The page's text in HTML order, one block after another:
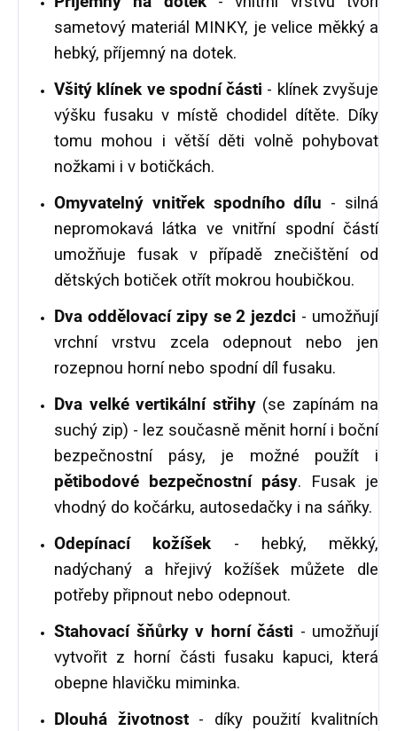
sametový materiál MINKY, je velice měkký a
hebký, příjemný na dotek.
Všitý klínek ve spodní části - klínek zvyšuje
výšku fusaku v místě chodidel dítěte. Díky
tomu mohou i větší děti volně pohybovat
nožkami i v botičkách.
Omyvatelný vnitřek spodního dílu - silná
nepromokavá látka ve vnitřní spodní částí
umožňuje fusak v případě znečištění od
dětských botiček otřít mokrou houbičkou.
Dva oddělovací zipy se 2 jezdci - umožňují
vrchní vrstvu zcela odepnout nebo jen
rozepnou horní nebo spodní díl fusaku.
Dva velké vertikální střihy(se zapínám na
suchý zip) - lez současně měnit horní i boční
bezpečnostní pásy, je možné použít i
pětibodové bezpečnostní pásy. Fusak je
vhodný do kočárku, autosedačky i na sáňky.
Odepínací kožíšek - hebký, měkký,
nadýchaný a hřejivý kožíšek můžete dle
potřeby připnout nebo odepnout.
Stahovací šňůrky v horní části - umožňují
vytvořit z horní části fusaku kapuci, která
obepne hlavičku miminka.
Dlouhá životnost- díky použití kvalitních